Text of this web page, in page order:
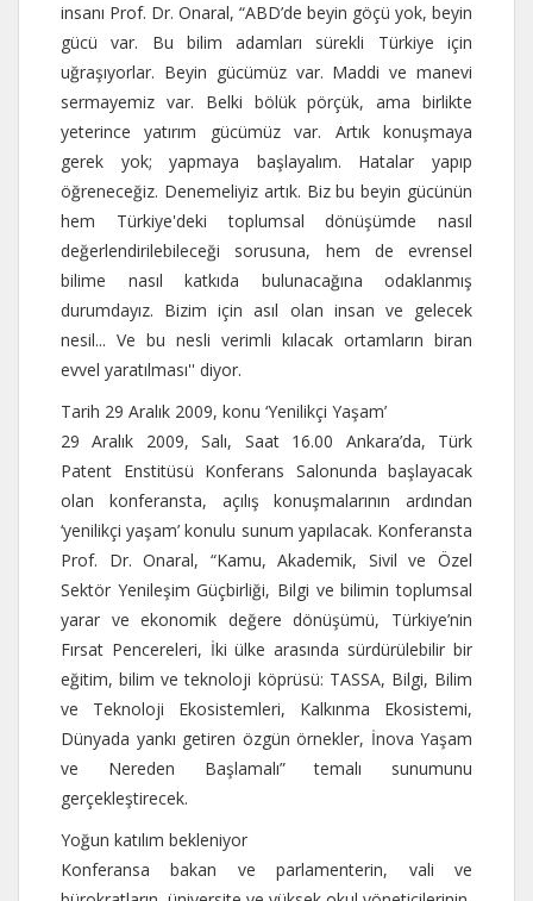
insanı Prof. Dr. Onaral, “ABD’de beyin göçü yok, beyin
gücü var. Bu bilim adamları sürekli Türkiye için
uğraşıyorlar. Beyin gücümüz var. Maddi ve manevi
sermayemiz var. Belki bölük pörçük, ama birlikte
yeterince yatırım gücümüz var. Artık konuşmaya
gerek yok; yapmaya başlayalım. Hatalar yapıp
öğreneceğiz. Denemeliyiz artık. Biz bu beyin gücünün
hem Türkiye'deki toplumsal dönüşümde nasıl
değerlendirilebileceği sorusuna, hem de evrensel
bilime nasıl katkıda bulunacağına odaklanmış
durumdayız. Bizim için asıl olan insan ve gelecek
nesil... Ve bu nesli verimli kılacak ortamların biran
evvel yaratılması'' diyor.
Tarih 29 Aralık 2009, konu ‘Yenilikçi Yaşam’
29 Aralık 2009, Salı, Saat 16.00 Ankara’da, Türk
Patent Enstitüsü Konferans Salonunda başlayacak
olan konferansta, açılış konuşmalarının ardından
‘yenilikçi yaşam’ konulu sunum yapılacak. Konferansta
Prof. Dr. Onaral, “Kamu, Akademik, Sivil ve Özel
Sektör Yenileşim Güçbirliği, Bilgi ve bilimin toplumsal
yarar ve ekonomik değere dönüşümü, Türkiye’nin
Fırsat Pencereleri, İki ülke arasında sürdürülebilir bir
eğitim, bilim ve teknoloji köprüsü: TASSA, Bilgi, Bilim
ve Teknoloji Ekosistemleri, Kalkınma Ekosistemi,
Dünyada yankı getiren özgün örnekler, İnova Yaşam
ve Nereden Başlamalı” temalı sunumunu
gerçekleştirecek.
Yoğun katılım bekleniyor
Konferansa bakan ve parlamenterin, vali ve